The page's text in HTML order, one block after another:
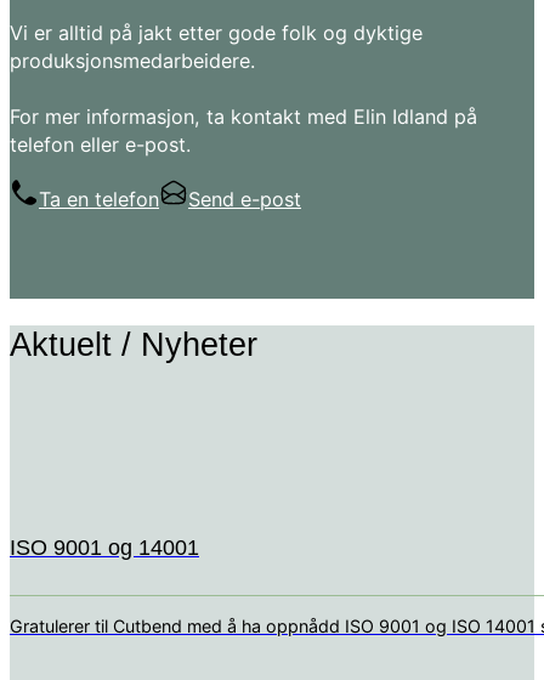
Vi er alltid på jakt etter gode folk og dyktige
produksjonsmedarbeidere.
For mer informasjon, ta kontakt med Elin Idland på
telefon eller e-post.
Ta en telefon Send e-post
Aktuelt / Nyheter
ISO 9001 og 14001
Gratulerer til Cutbend med å ha oppnådd ISO 9001 og ISO 14001